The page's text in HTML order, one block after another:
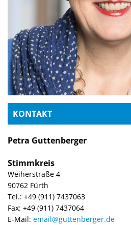
KONTAKT
Petra Guttenberger
Stimmkreis
Weiherstraße 4
90762 Fürth
Tel.: +49 (911) 7437063
Fax: +49 (911) 7437064
E-Mail: email@guttenberger.de